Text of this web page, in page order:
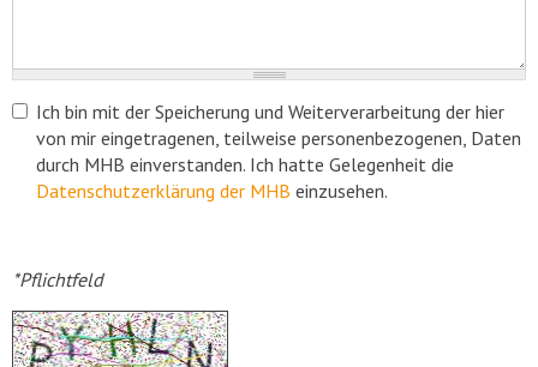
Ich bin mit der Speicherung und Weiterverarbeitung der hier
von mir eingetragenen, teilweise personenbezogenen, Daten
durch MHB einverstanden. Ich hatte Gelegenheit die
Datenschutzerklärung der MHB einzusehen.
*Pflichtfeld